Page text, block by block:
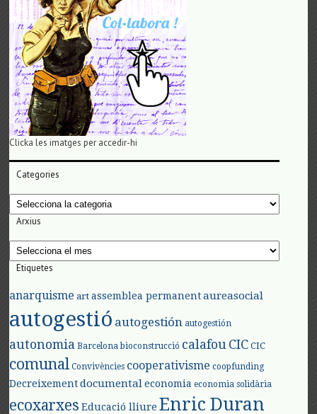
Clicka les imatges per accedir-hi
Categories
Categories
Arxius
Arxius
Etiquetes
anarquisme art assemblea permanent aureasocial
autogestió autogestión autogestión
autonomia Barcelona bioconstrucció calafou CIC CIC
comunal Convivències cooperativisme coopfunding
Decreixement documental economia economia solidària
ecoxarxes Educació lliure Enric Duran